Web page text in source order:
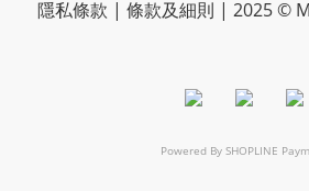
隱私條款 | 條款及細則 | 2025 ©
Powered By SHOPLINE